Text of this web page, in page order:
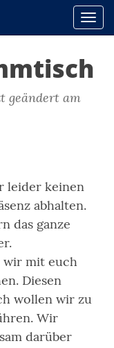
geändert am
leider keinen
abhalten.
das ganze
wir mit euch
Diesen
wollen wir zu
Wir
darüber